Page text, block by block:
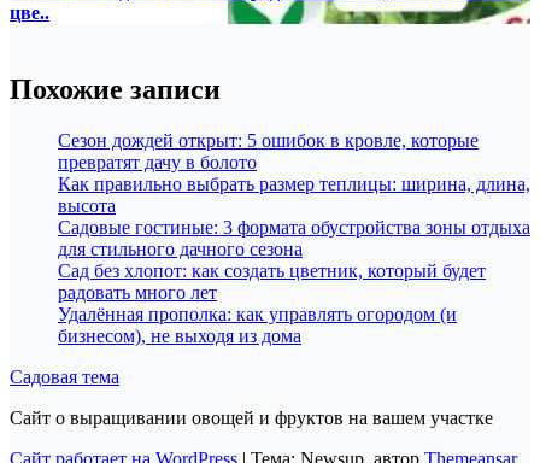
цве..
Похожие записи
Сезон дождей открыт: 5 ошибок в кровле, которые
превратят дачу в болото
Как правильно выбрать размер теплицы: ширина, длина,
высота
Садовые гостиные: 3 формата обустройства зоны отдыха
для стильного дачного сезона
Сад без хлопот: как создать цветник, который будет
радовать много лет
Удалённая прополка: как управлять огородом (и
бизнесом), не выходя из дома
Садовая тема
Сайт о выращивании овощей и фруктов на вашем участке
Сайт работает на WordPress | Тема: Newsup, автор Themeansar